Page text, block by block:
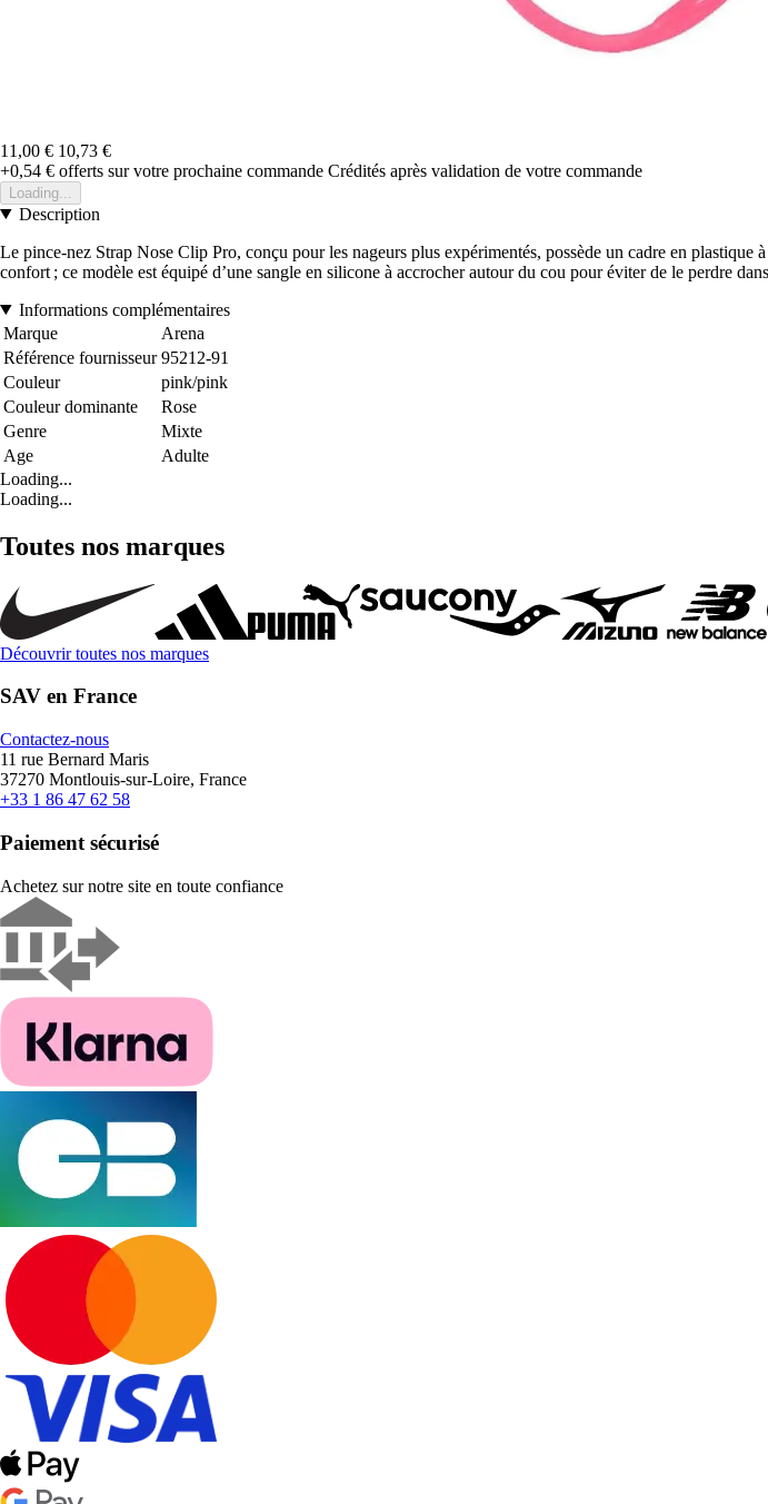
11,00 € 10,73 €
+0,54 € offerts sur votre prochaine commande Crédités après validation de votre commande
Loading...
Description
Le pince-nez Strap Nose Clip Pro, conçu pour les nageurs plus expérimentés, possède un cadre en
confort ; ce modèle est équipé d’une sangle en silicone à accrocher autour du cou pour éviter de le perdre
Informations complémentaires
Marque
Arena
Référence fournisseur 95212-91
Couleur
pink/pink
Couleur dominante
Rose
Genre
Mixte
Age
Adulte
Loading...
Loading...
Toutes nos marques
Découvrir toutes nos marques
SAV en France
Contactez-nous
11 rue Bernard Maris
37270 Montlouis-sur-Loire, France
+33 1 86 47 62 58
Paiement sécurisé
Achetez sur notre site en toute confiance